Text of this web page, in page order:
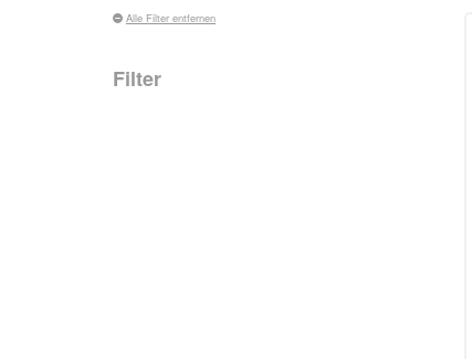
Alle Filter entfernen
Filter